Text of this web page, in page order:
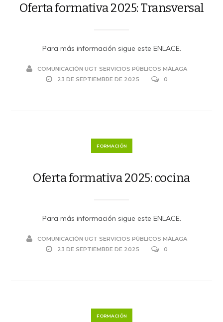
Oferta formativa 2025: Transversal
Para más información sigue este ENLACE.
COMUNICACIÓN UGT SERVICIOS PÚBLICOS MÁLAGA
23 DE SEPTIEMBRE DE 2025
0
FORMACIÓN
Oferta formativa 2025: cocina
Para más información sigue este ENLACE.
COMUNICACIÓN UGT SERVICIOS PÚBLICOS MÁLAGA
23 DE SEPTIEMBRE DE 2025
0
FORMACIÓN